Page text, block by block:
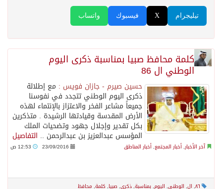
واتساب فيسبوك X تيليجرام
كلمة محافظ صبيا بمناسبة ذكرى اليوم
الوطني ال 86
حسين صيرم - جازان فويس : مع إطلالة
ذكرى اليوم الوطني تتجدد في نفوسنا
جميعاً مشاعر الفخر والاعتزاز بالإنتماء لهذه
الأرض المقدسة وقيادتها الرشيدة . متذكرين
بكل تقدير وإجلال جهود وتضحيات الملك
المؤسس عبدالعزيز بن عبدالرحمن .. التفاصيل
آخر الأخبار, أخبار المجتمع, أخبار المناطق 23/09/2016
٨٦, ال, الوطني, اليوم, بمناسبة, ذكرى, صبيا, كلمة, محافظ